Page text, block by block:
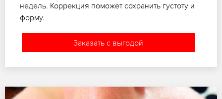
недель. Коррекция поможет сохранить густоту и
форму.
Заказать с выгодой